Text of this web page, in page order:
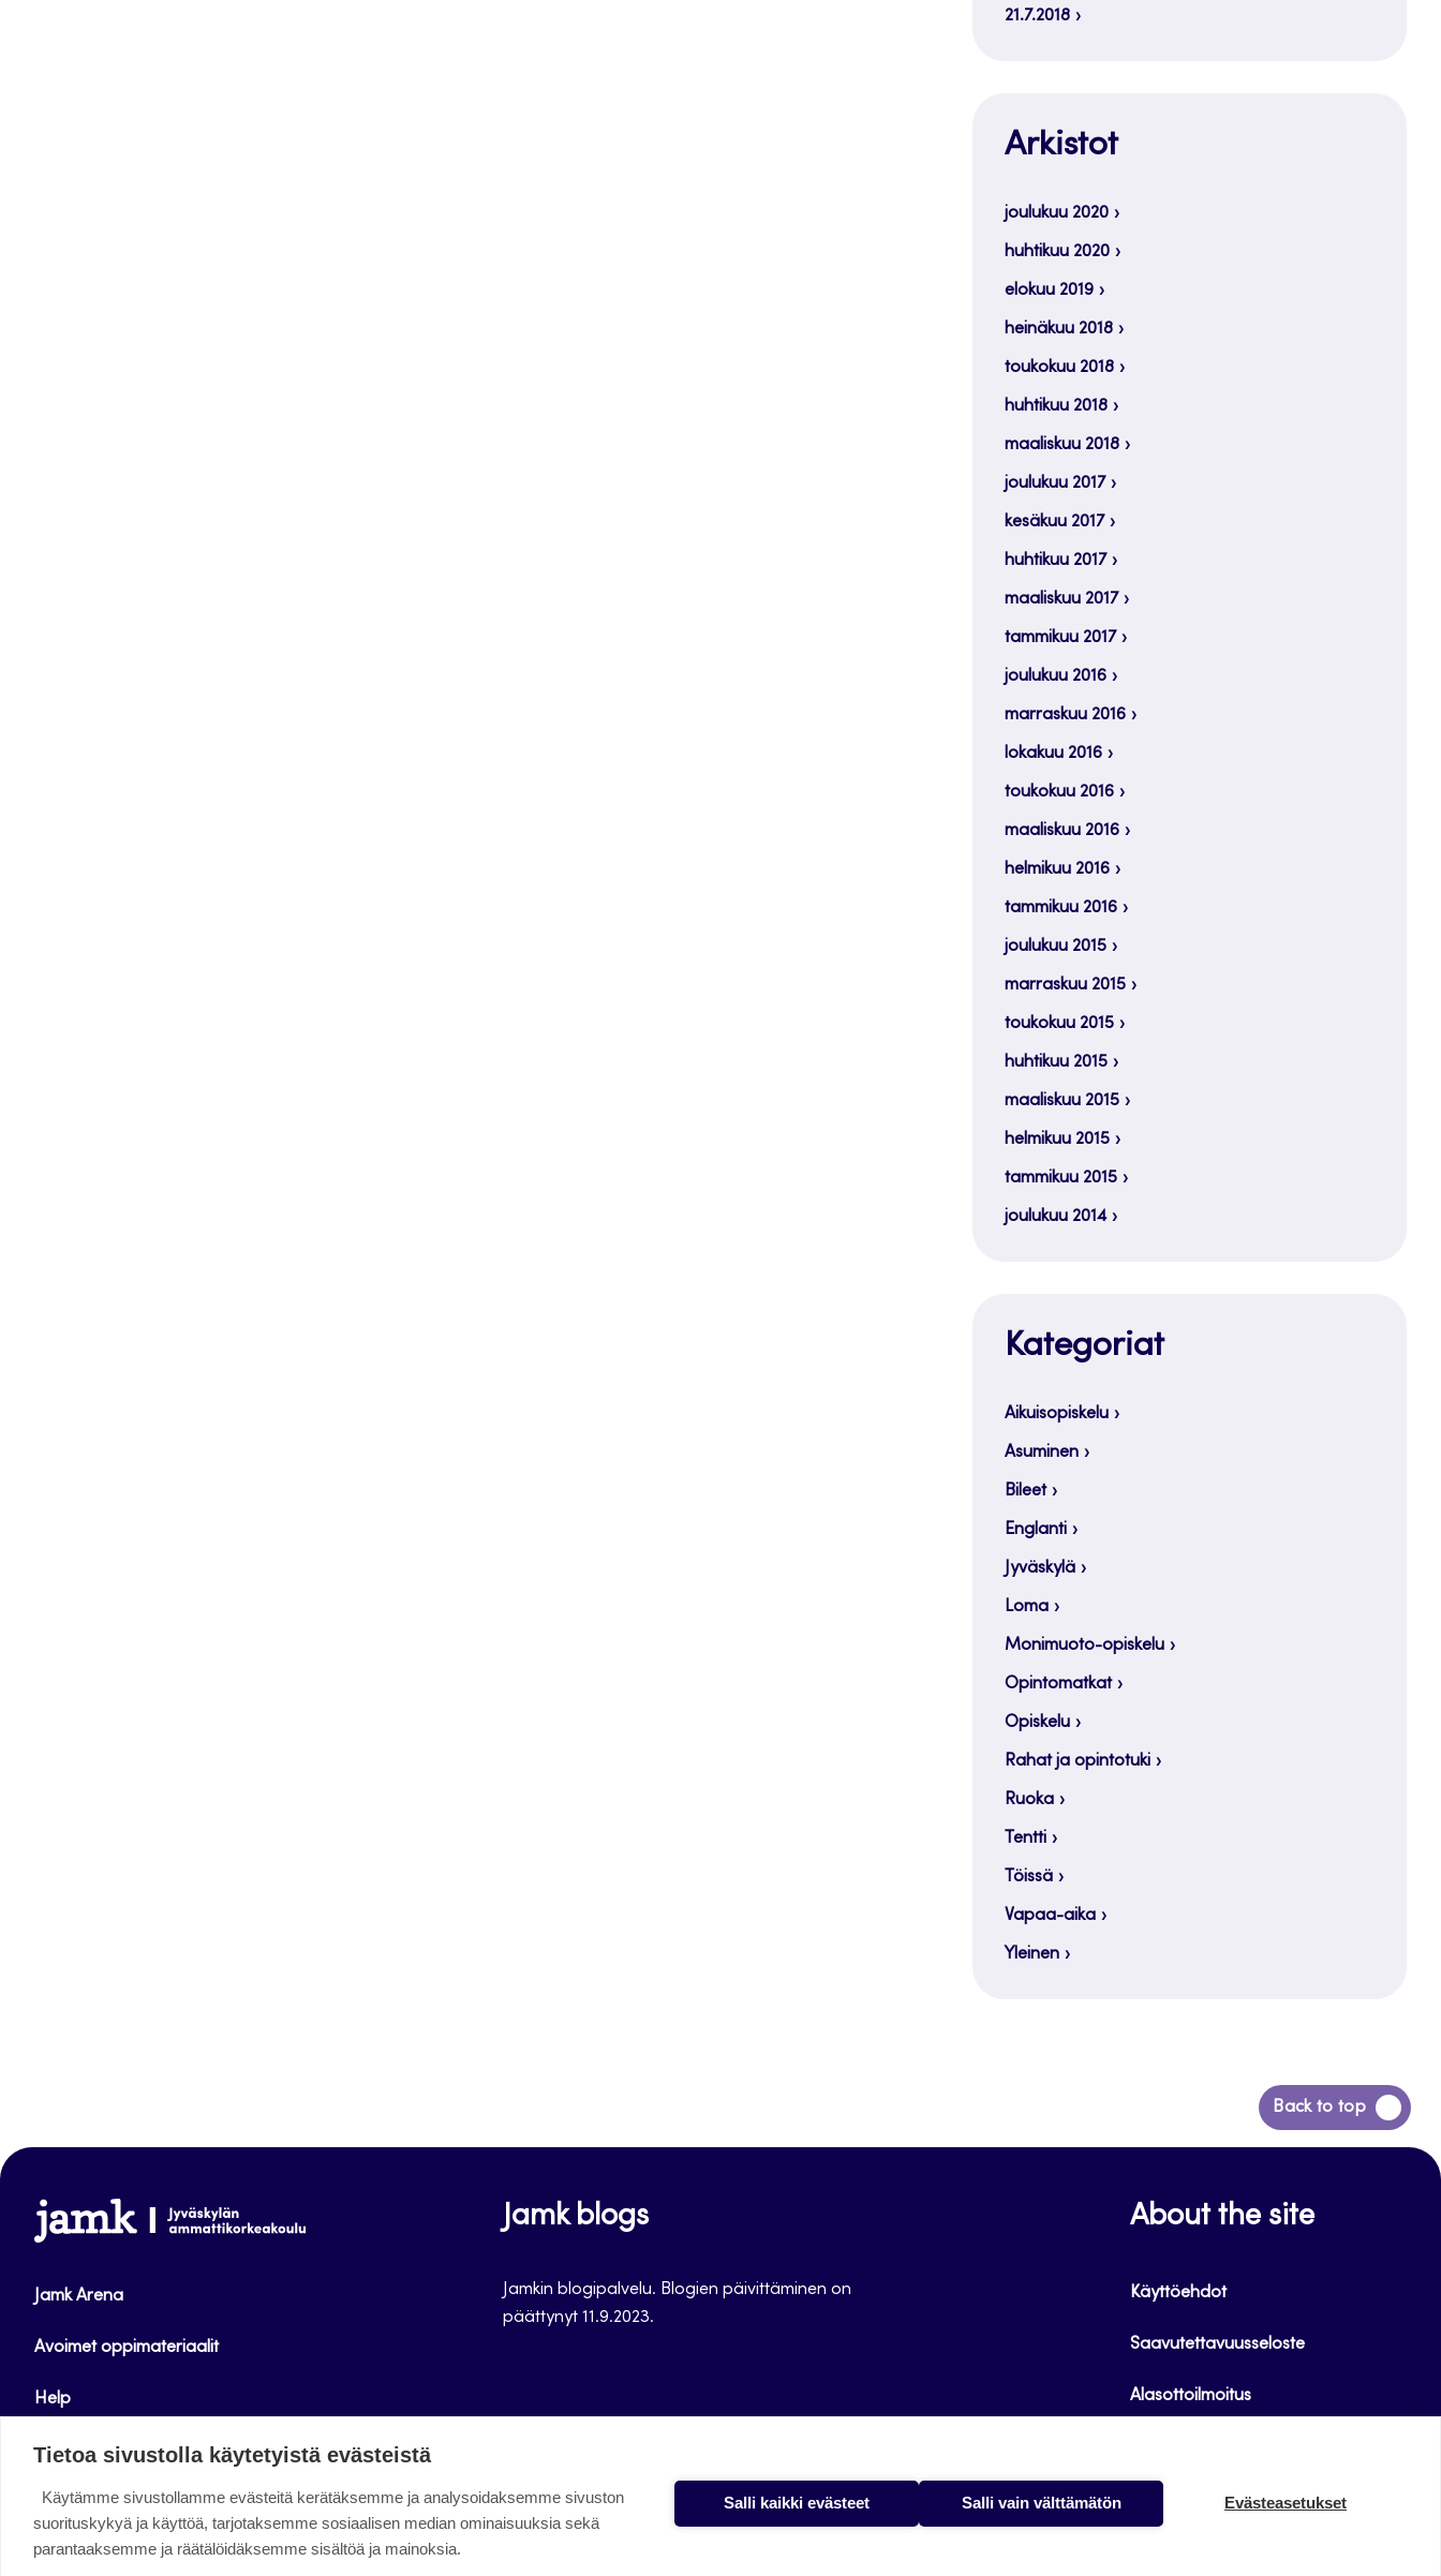
21.7.2018
Arkistot
joulukuu 2020
huhtikuu 2020
elokuu 2019
heinäkuu 2018
toukokuu 2018
huhtikuu 2018
maaliskuu 2018
joulukuu 2017
kesäkuu 2017
huhtikuu 2017
maaliskuu 2017
tammikuu 2017
joulukuu 2016
marraskuu 2016
lokakuu 2016
toukokuu 2016
maaliskuu 2016
helmikuu 2016
tammikuu 2016
joulukuu 2015
marraskuu 2015
toukokuu 2015
huhtikuu 2015
maaliskuu 2015
helmikuu 2015
tammikuu 2015
joulukuu 2014
Kategoriat
Aikuisopiskelu
Asuminen
Bileet
Englanti
Jyväskylä
Loma
Monimuoto-opiskelu
Opintomatkat
Opiskelu
Rahat ja opintotuki
Ruoka
Tentti
Töissä
Vapaa-aika
Yleinen
Back to top
Siirry
takaisin
www.jamk.fi
Jamk Arena
Avoimet oppimateriaalit
Help
Verkkolehdet
FacebookInstagram
LinkedinTwitterYouTube
Jamk blogs
Jamkin blogipalvelu. Blogien päivittäminen on
päättynyt 11.9.2023.
About the site
Käyttöehdot
Saavutettavuusseloste
Alasottoilmoitus
Tietoa sivustolla käytetyistä evästeistä
Käytämme sivustollamme evästeitä kerätäksemme ja analysoidaksemme sivuston
suorituskykyä ja käyttöä, tarjotaksemme sosiaalisen median ominaisuuksia sekä
parantaaksemme ja räätälöidäksemme sisältöä ja mainoksia.
Salli kaikki evästeet Salli vain välttämätön Evästeasetukset